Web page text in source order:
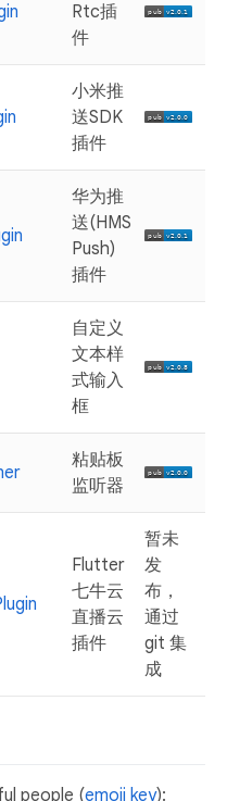
Rtc插
件
小米推
送SDK
插件
华为推
送(HMS
Push)
插件
自定义
文本样
式输入
框
粘贴板
监听器
Flutter
七牛云
直播云
插件
暂未
发
布，
通过
git 集
成
people (emoji key):